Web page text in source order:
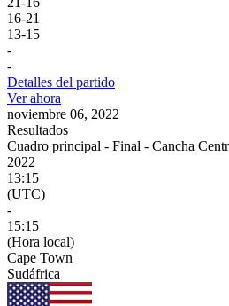
16-21
13-15
-
-
Detalles del partido
Ver ahora
noviembre 06, 2022
Resultados
Cuadro principal - Final - Cancha
2022
13:15
(UTC)
-
15:15
(Hora local)
Cape Town
Sudáfrica